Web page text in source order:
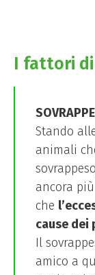
I fattori
Stando
animali
ancora
che
cause dei
Il
amico a